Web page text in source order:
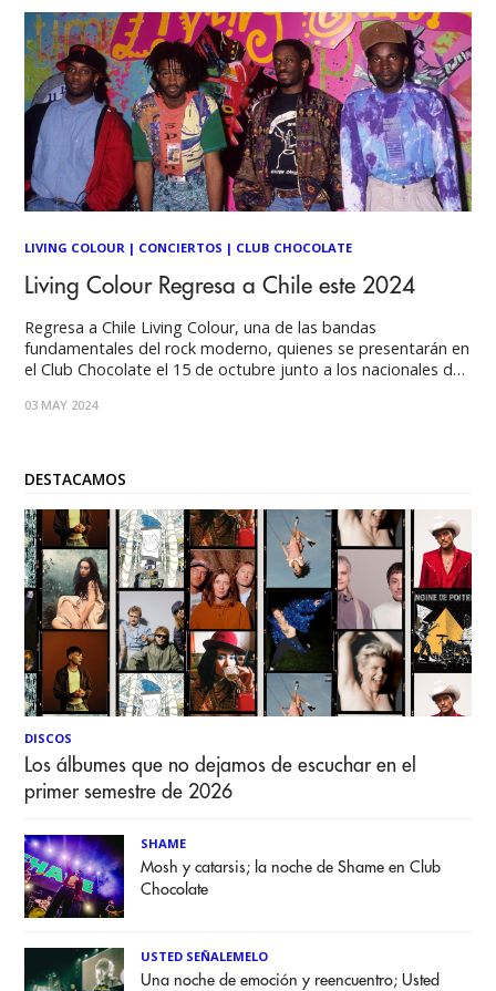
LIVING COLOUR | CONCIERTOS | CLUB CHOCOLATE
Living Colour Regresa a Chile este 2024
Regresa a Chile Living Colour, una de las bandas
fundamentales del rock moderno, quienes se presentarán en
el Club Chocolate el 15 de octubre junto a los nacionales de
Eventrid. Ver esta publicación en Instagram Una publicación
03 MAY 2024
DESTACAMOS
DISCOS
Los álbumes que no dejamos de escuchar en el
primer semestre de 2026
SHAME
Mosh y catarsis; la noche de Shame en Club
Chocolate
USTED SEÑALEMELO
Una noche de emoción y reencuentro; Usted